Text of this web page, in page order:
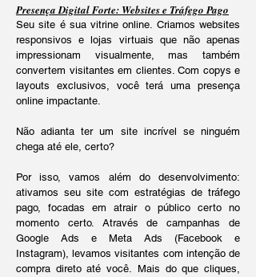
Presença Digital Forte: Websites e Tráfego Pago
Seu site é sua vitrine online. Criamos websites
responsivos e lojas virtuais que não apenas
impressionam visualmente, mas também
convertem visitantes em clientes. Com copys e
layouts exclusivos, você terá uma presença
online impactante.
Não adianta ter um site incrível se ninguém
chega até ele, certo?
Por isso, vamos além do desenvolvimento:
ativamos seu site com estratégias de tráfego
pago, focadas em atrair o público certo no
momento certo. Através de campanhas de
Google Ads e Meta Ads (Facebook e
Instagram), levamos visitantes com intenção de
compra direto até você. Mais do que cliques,